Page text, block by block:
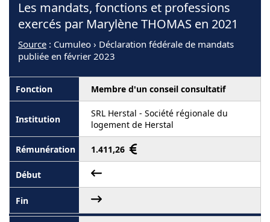
Les mandats, fonctions et professions
exercés par Marylène THOMAS en 2021
Source : Cumuleo › Déclaration fédérale de mandats
publiée en février 2023
Membre d'un conseil consultatif
SRL Herstal - Société régionale du
logement de Herstal
1.411,26